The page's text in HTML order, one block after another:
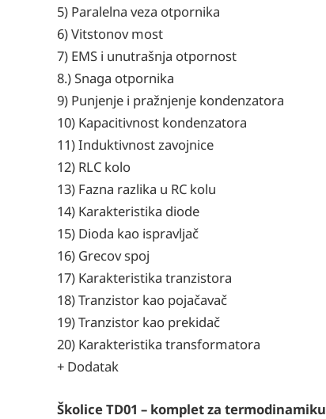
5) Paralelna veza otpornika
6) Vitstonov most
7) EMS i unutrašnja otpornost
8.) Snaga otpornika
9) Punjenje i pražnjenje kondenzatora
10) Kapacitivnost kondenzatora
11) Induktivnost zavojnice
12) RLC kolo
13) Fazna razlika u RC kolu
14) Karakteristika diode
15) Dioda kao ispravljač
16) Grecov spoj
17) Karakteristika tranzistora
18) Tranzistor kao pojačavač
19) Tranzistor kao prekidač
20) Karakteristika transformatora
+ Dodatak
Školice TD01 – komplet za termodinamiku